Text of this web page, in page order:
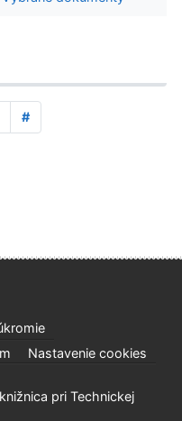
#
Nastavenie cookies
pri Technickej